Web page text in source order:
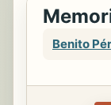
Benito